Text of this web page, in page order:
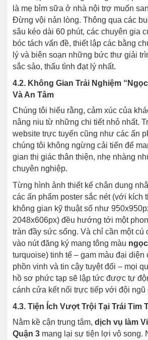
là mẹ bỉm sữa ở nhà nội trợ muốn
Đừng vội nản lòng. Thông qua các
sâu kéo dài 60 phút, các chuyên gia
bóc tách vấn đề, thiết lập các bằng
lý và biên soạn những bức thư giải
sắc sảo, thấu tình đạt lý nhất.
4.2. Không Gian Trải Nghiệm
Và An Tâm
Chúng tôi hiểu rằng, cảm xúc của
nâng niu từ những chi tiết nhỏ nhất.
website trực tuyến cũng như các ấn
chúng tôi không ngừng cải tiến để
gian thị giác thân thiện, nhẹ nhàng
chuyên nghiệp.
Từng hình ảnh thiết kế chân dung
các ấn phẩm poster sắc nét (với kích
không gian kỹ thuật số như
2048x606px) đều hướng tới một
tràn đầy sức sống. Và chỉ cần một cú
vào nút đăng ký mang tông màu
turquoise) tinh tế – gam màu đại diện
phồn vinh và tin cậy tuyệt đối – mọi
hồ sơ phức tạp sẽ lập tức được tự
cánh cửa kết nối trực tiếp với đội ngũ
4.3. Tiện Ích Vượt Trội Tại Trái Tim
Nằm kề cận trung tâm, dịch vụ làm
Quận 3 mang lại sự tiện lợi vô song.